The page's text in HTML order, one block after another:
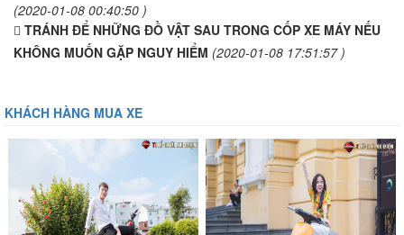
(2020-01-08 00:40:50 )
TRÁNH ĐỂ NHỮNG ĐỒ VẬT SAU TRONG CỐP XE MÁY NẾU
KHÔNG MUỐN GẶP NGUY HIỂM (2020-01-08 17:51:57 )
KHÁCH HÀNG MUA XE